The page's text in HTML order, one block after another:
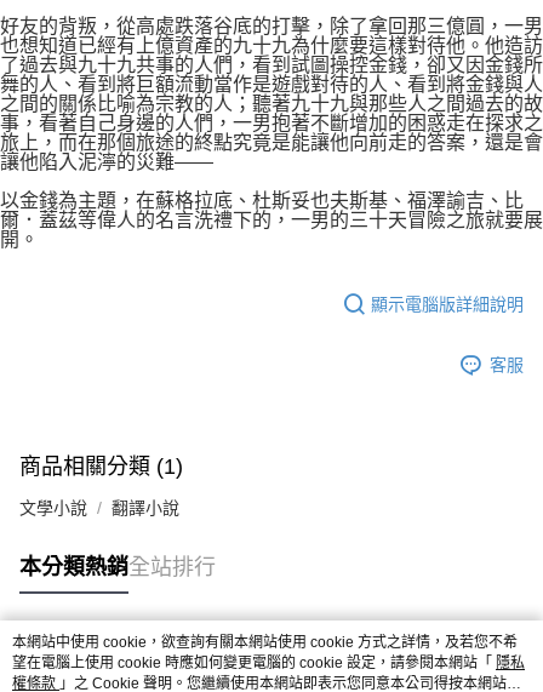
好友的背叛，從高處跌落谷底的打擊，除了拿回那三億圓，一男
也想知道已經有上億資產的九十九為什麼要這樣對待他。他造訪
了過去與九十九共事的人們，看到試圖操控金錢，卻又因金錢所
舞的人、看到將巨額流動當作是遊戲對待的人、看到將金錢與人
之間的關係比喻為宗教的人；聽著九十九與那些人之間過去的故
事，看著自己身邊的人們，一男抱著不斷增加的困惑走在探求之
旅上，而在那個旅途的終點究竟是能讓他向前走的答案，還是會
讓他陷入泥濘的災難——
以金錢為主題，在蘇格拉底、杜斯妥也夫斯基、福澤諭吉、比
爾．蓋茲等偉人的名言洗禮下的，一男的三十天冒險之旅就要展
開。
顯示電腦版詳細說明
客服
商品相關分類 (1)
文學小說 翻譯小說
本分類熱銷全站排行
熱門標籤
本網站中使用 cookie，欲查詢有關本網站使用 cookie 方式之詳情，及若您不希
望在電腦上使用 cookie 時應如何變更電腦的 cookie 設定，請參閱本網站「 隱私
權條款 」之 Cookie 聲明。您繼續使用本網站即表示您同意本公司得按本網站使